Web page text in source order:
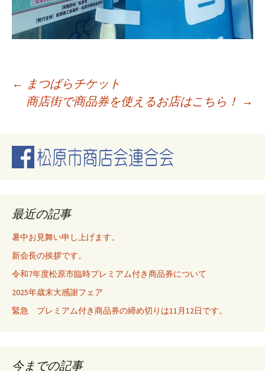
投
ナ
ビ
ゲ
ー
シ
← まつばらチケット
商店街で商品券を使えるお店はこちら！ →
最近の記事
暑中お見舞い申し上げます。
新会長の挨拶です。
令和7年度松原市臨時プレミアム付き商品券について
2025年歳末大感謝フェア
緊急 プレミアム付き商品券の締め切りは11月12日です。
今までの記事